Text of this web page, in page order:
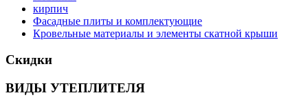
кирпич
Фасадные плиты и комплектующие
Кровельные материалы и элементы скатной крыши
Скидки
ВИДЫ УТЕПЛИТЕЛЯ